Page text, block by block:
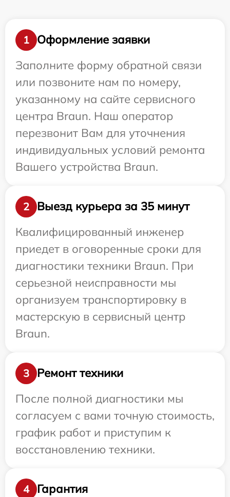
1
Оформление заявки
Заполните форму обратной связи
или позвоните нам по номеру,
указанному на сайте сервисного
центра Braun. Наш оператор
перезвонит Вам для уточнения
индивидуальных условий ремонта
Вашего устройства Braun.
2
Выезд курьера за 35 минут
Квалифицированный инженер
приедет в оговоренные сроки для
диагностики техники Braun. При
серьезной неисправности мы
организуем транспортировку в
мастерскую в сервисный центр
Braun.
3
Ремонт техники
После полной диагностики мы
согласуем с вами точную стоимость,
график работ и приступим к
восстановлению техники.
4
Гарантия